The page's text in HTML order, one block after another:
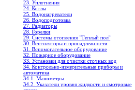
23. Уплотнения
24. Котлы
25. Водонагреватели
26. Водоподготовка
27. Радиаторы
28. Горелки
29. Системы отопления "Теплый пол"
30. Вентиляторы и принадлежности
31. Вспомогательное оборудование
32. Пожарное оборудование
33. Установки для очистки сточных вод
34. Контрольно-измерительные приборы и
автоматика
34.1. Манометры
34.2. Указатели уровня жидкости и смотровые